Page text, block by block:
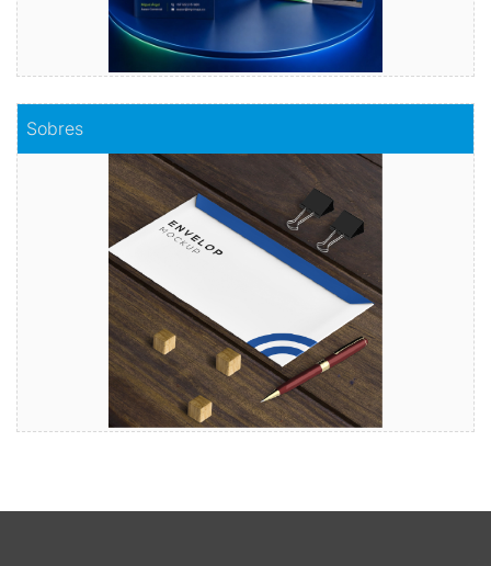
Sobres
Envuelve tu mensaje con sobres de calidad
Comprar
Comprar